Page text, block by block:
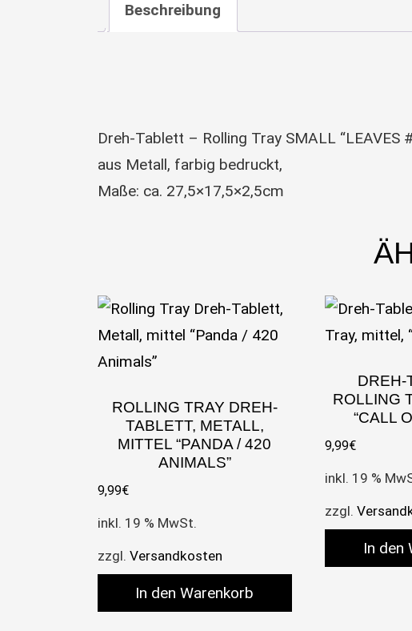
Beschreibung
Dreh-Tablett – Rolling Tray SMALL “LEAVES
aus Metall, farbig bedruckt,
Maße: ca. 27,5×17,5×2,5cm
ROLLING TRAY DREH-
TABLETT, METALL,
MITTEL “PANDA / 420
ANIMALS”
9,99€
inkl. 19 % MwSt.
zzgl. Versandkosten
In den Warenkorb
DREH-
ROLLING
“CALL
9,99€
inkl. 19 %
zzgl.
In den